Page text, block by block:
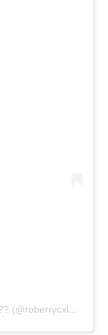
Un post condiviso da ??????? ????????? (@roberrycxlove)